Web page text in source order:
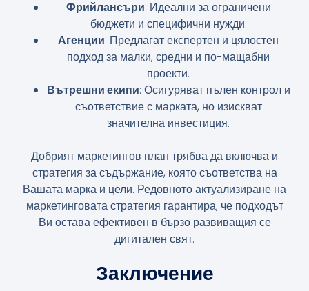
Фрийлансъри: Идеални за ограничени
бюджети и специфични нужди.
Агенции: Предлагат експертен и цялостен
подход за малки, средни и по-мащабни
проекти.
Вътрешни екипи: Осигуряват пълен контрол и
съответствие с марката, но изискват
значителна инвестиция.
Добрият маркетингов план трябва да включва и
стратегия за съдържание, която съответства на
Вашата марка и цели. Редовното актуализиране на
маркетинговата стратегия гарантира, че подходът
Ви остава ефективен в бързо развиващия се
дигитален свят.
Заключение